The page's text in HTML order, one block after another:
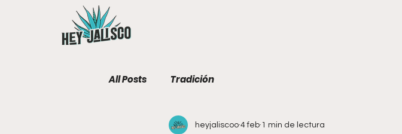
All Posts Tradición
heyjaliscoo 4 feb 1 min de lectura